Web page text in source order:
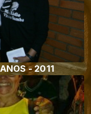
- 2011